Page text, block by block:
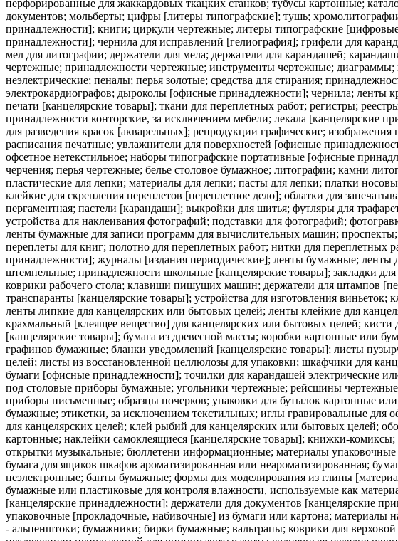
перфорированные для жаккардовых ткацких станков; тубусы картонные;
документов; мольберты; цифры [литеры типографские]; тушь;
принадлежности]; книги; циркули чертежные; литеры типографские
принадлежности]; чернила для исправлений [гелиография]; грифели для
мел для литографии; держатели для мела; держатели для карандашей;
чертежные; принадлежности чертежные; инструменты чертежные;
неэлектрические; пеналы; перья золотые; средства для стирания;
электрокардиографов; дыроколы [офисные принадлежности]; чернила; ленты
печати [канцелярские товары]; ткани для переплетных работ; регистры;
принадлежности конторские, за исключением мебели; лекала [канцелярские
для разведения красок [акварельных]; репродукции графические;
расписания печатные; увлажнители для поверхностей [офисные
офсетное нетекстильное; наборы типографские портативные [офисные
черчения; перья чертежные; белье столовое бумажное; литографии; камни
пластические для лепки; материалы для лепки; пасты для лепки; платки
клейкие для скрепления переплетов [переплетное дело]; облатки для
пергаментная; пастели [карандаши]; выкройки для шитья; футляры для
устройства для наклеивания фотографий; подставки для фотографий;
ленты бумажные для записи программ для вычислительных машин;
переплеты для книг; полотно для переплетных работ; нитки для
принадлежности]; журналы [издания периодические]; ленты бумажные;
штемпельные; принадлежности школьные [канцелярские товары]; закладки
коврики рабочего стола; клавиши пишущих машин; держатели для штампов
транспаранты [канцелярские товары]; устройства для изготовления
ленты липкие для канцелярских или бытовых целей; ленты клейкие для
крахмальный [клеящее вещество] для канцелярских или бытовых целей;
[канцелярские товары]; бумага из древесной массы; коробки картонные или
графинов бумажные; бланки уведомлений [канцелярские товары]; листы
целей; листы из восстановленной целлюлозы для упаковки; шкафчики для
бумаги [офисные принадлежности]; точилки для карандашей электрические
под столовые приборы бумажные; угольники чертежные; рейсшины
приборы письменные; образцы почерков; упаковки для бутылок картонные
бумажные; этикетки, за исключением текстильных; иглы гравировальные для
для канцелярских целей; клей рыбий для канцелярских или бытовых целей;
картонные; наклейки самоклеящиеся [канцелярские товары]; книжки-
открытки музыкальные; бюллетени информационные; материалы
бумага для ящиков шкафов ароматизированная или неароматизированная;
неэлектронные; банты бумажные; формы для моделирования из глины
бумажные или пластиковые для контроля влажности, используемые как
[канцелярские принадлежности]; держатели для документов [канцелярские
упаковочные [прокладочные, набивочные] из бумаги или картона;
- альпенштоки; бумажники; бирки бумажные; вальтрапы; коврики для